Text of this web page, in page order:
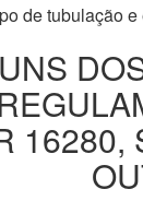
de tubulação
16280,